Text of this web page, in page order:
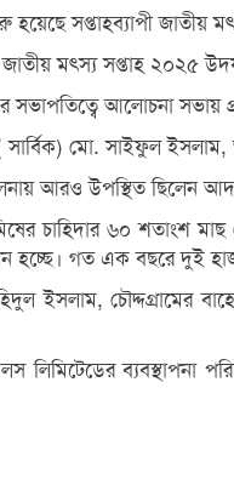
সপ্তাহব্যাপী জাতীয়
মৎস্য সপ্তাহ ২০২৫
সভাপতিত্বে আলোচনা সভায়
সার্বিক) মো. সাইফুল
আরও উপস্থিত ছিলেন
চাহিদার ৬০ শতাংশ
হচ্ছে। গত এক বছরে দুই
ইসলাম, চৌদ্দগ্রামের
ব্যবস্থাপনা